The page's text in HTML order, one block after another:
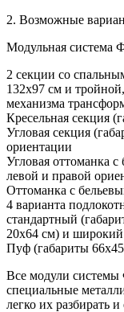
2. Возможные
Модульная система
2 секции со
132х97 см и
механизма
Кресельная секция
Угловая секция
ориентации
Угловая оттоманка
левой и правой
Оттоманка с
4 варианта
стандартный
20х64 см) и
Пуф (габариты
Все модули системы
специальные
легко их разбирать